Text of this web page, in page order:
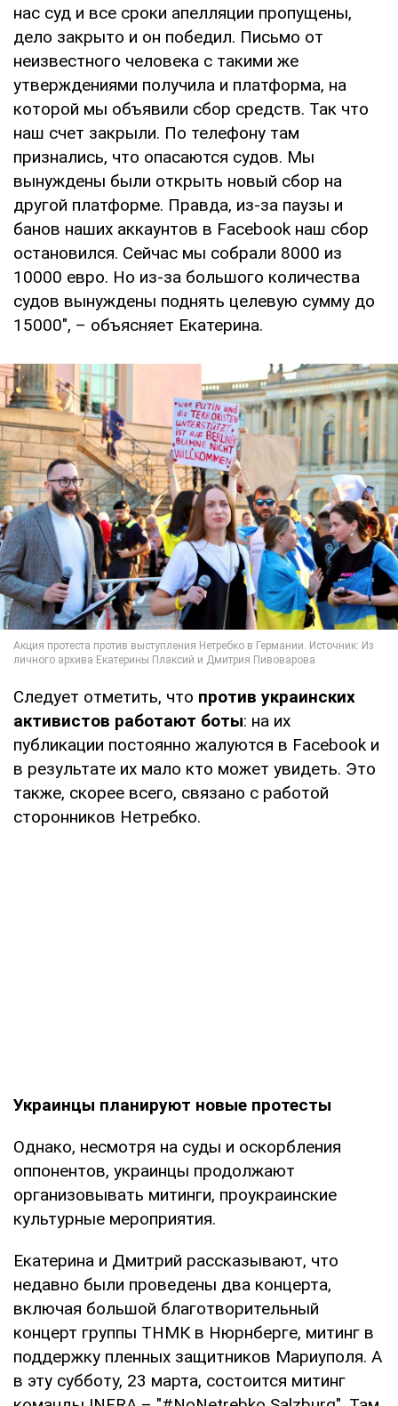
нас суд и все сроки апелляции пропущены,
дело закрыто и он победил. Письмо от
неизвестного человека с такими же
утверждениями получила и платформа, на
которой мы объявили сбор средств. Так что
наш счет закрыли. По телефону там
признались, что опасаются судов. Мы
вынуждены были открыть новый сбор на
другой платформе. Правда, из-за паузы и
банов наших аккаунтов в Facebook наш сбор
остановился. Сейчас мы собрали 8000 из
10000 евро. Но из-за большого количества
судов вынуждены поднять целевую сумму до
15000", – объясняет Екатерина.
Следует отметить, что против украинских
активистов работают боты: на их
публикации постоянно жалуются в Facebook и
в результате их мало кто может увидеть. Это
также, скорее всего, связано с работой
сторонников Нетребко.
Украинцы планируют новые протесты
Однако, несмотря на суды и оскорбления
оппонентов, украинцы продолжают
организовывать митинги, проукраинские
культурные мероприятия.
Екатерина и Дмитрий рассказывают, что
недавно были проведены два концерта,
включая большой благотворительный
концерт группы ТНМК в Нюрнберге, митинг в
поддержку пленных защитников Мариуполя. А
в эту субботу, 23 марта, состоится митинг